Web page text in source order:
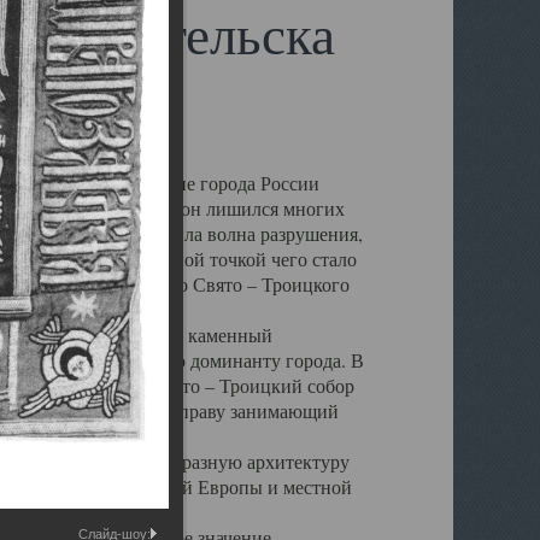
другие губернские города России
результате которых он лишился многих
ударила волна разрушения,
–х годов. Отправной точкой чего стало
кафедрального Свято – Троицкого
величественный каменный
градостроительную доминанту города. В
до разрушения Свято – Троицкий собор
Архангельска, по праву занимающий
Архангельска.
яркую и своеобразную архитектуру
России, Западной Европы и местной
Слайд-шоу: